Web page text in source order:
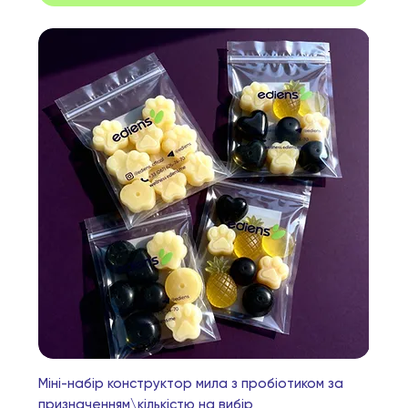
Міні-набір конструктор мила з пробіотиком за